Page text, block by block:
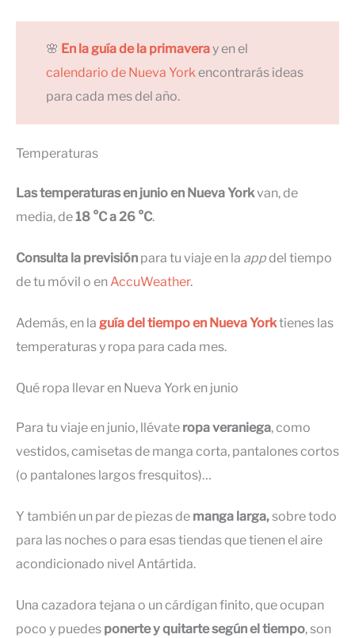
🌸 En la guía de la primaveray en el
calendario de Nueva Yorkencontrarás ideas
para cada mes del año.
Temperaturas
Las temperaturas en junio en Nueva Yorkvan, de
media, de18 °C a 26 °C.
Consulta la previsión para tu viaje en la appdel tiempo
de tu móvil o enAccuWeather.
Además, en la guía del tiempo en Nueva Yorktienes las
temperaturas y ropa para cada mes.
Qué ropa llevar en Nueva York en junio
Para tu viaje en junio, llévate ropa veraniega, como
vestidos, camisetas de manga corta, pantalones cortos
(o pantalones largos fresquitos)…
Y también un par de piezas de manga larga,sobre todo
para las noches o para esas tiendas que tienen el aire
acondicionado nivel Antártida.
Una cazadora tejana o un cárdigan finito, que ocupan
poco y puedes ponerte y quitarte según el tiempo, son